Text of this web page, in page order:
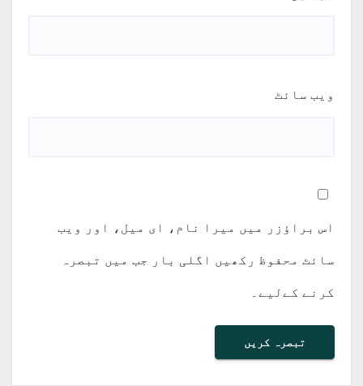
ویب‌ سائٹ
اس براؤزر میں میرا نام، ای میل، اور ویب
سائٹ محفوظ رکھیں اگلی بار جب میں تبصرہ
کرنے کےلیے۔